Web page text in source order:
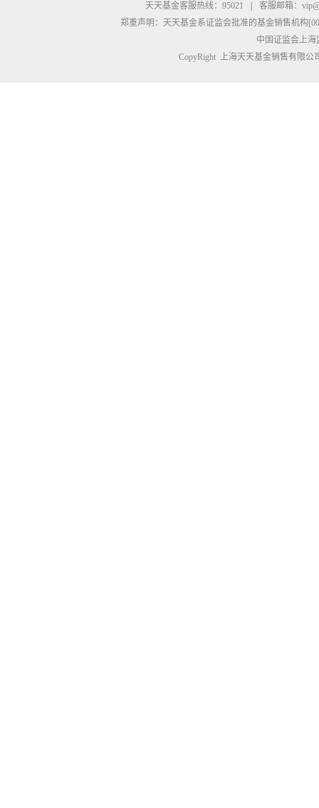
天天基金客服热线：95021
客服邮箱：
郑重声明： 天天基金系证监会批准的基金销售机构
中国证监会上
CopyRight 上海天天基金销售有限